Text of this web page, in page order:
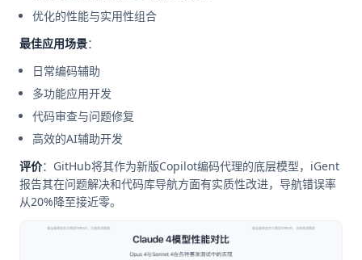
优化的性能与实用性组合
最佳应用场景：
日常编码辅助
多功能应用开发
代码审查与问题修复
高效的AI辅助开发
评价：GitHub将其作为新版Copilot编码代理的底层模型，iGent
报告其在问题解决和代码库导航方面有实质性改进，导航错误率
从20%降至接近零。